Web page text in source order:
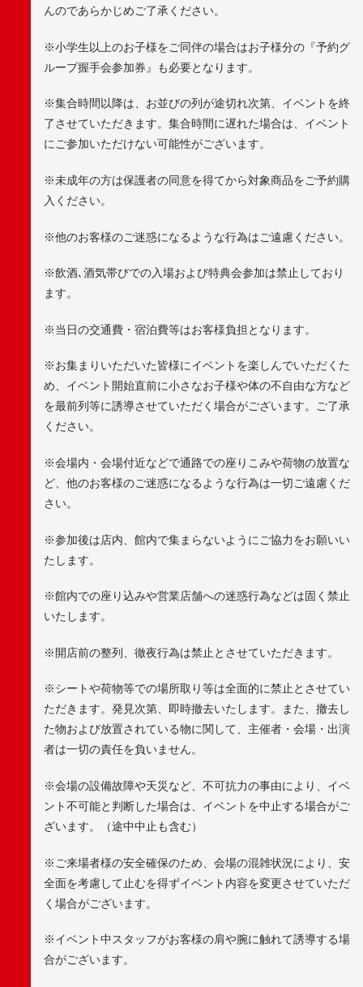
んのであらかじめご了承ください。
※小学生以上のお子様をご同伴の場合はお子様分の『予約グ
ループ握手会参加券』も必要となります。
※集合時間以降は、お並びの列が途切れ次第、イベントを終
了させていただきます。集合時間に遅れた場合は、イベント
にご参加いただけない可能性がございます。
※未成年の方は保護者の同意を得てから対象商品をご予約購
入ください。
※他のお客様のご迷惑になるような行為はご遠慮ください。
※飲酒､酒気帯びでの入場および特典会参加は禁止しており
ます。
※当日の交通費・宿泊費等はお客様負担となります。
※お集まりいただいた皆様にイベントを楽しんでいただくた
め、イベント開始直前に小さなお子様や体の不自由な方など
を最前列等に誘導させていただく場合がございます。ご了承
ください。
※会場内・会場付近などで通路での座りこみや荷物の放置な
ど、他のお客様のご迷惑になるような行為は一切ご遠慮くだ
さい。
※参加後は店内、館内で集まらないようにご協力をお願いい
たします。
※館内での座り込みや営業店舗への迷惑行為などは固く禁止
いたします。
※開店前の整列、徹夜行為は禁止とさせていただきます。
※シートや荷物等での場所取り等は全面的に禁止とさせてい
ただきます。発見次第、即時撤去いたします。また、撤去し
た物および放置されている物に関して、主催者・会場・出演
者は一切の責任を負いません。
※会場の設備故障や天災など、不可抗力の事由により、イベ
ント不可能と判断した場合は、イベントを中止する場合がご
ざいます。（途中中止も含む）
※ご来場者様の安全確保のため、会場の混雑状況により、安
全面を考慮して止むを得ずイベント内容を変更させていただ
く場合がございます。
※イベント中スタッフがお客様の肩や腕に触れて誘導する場
合がございます。